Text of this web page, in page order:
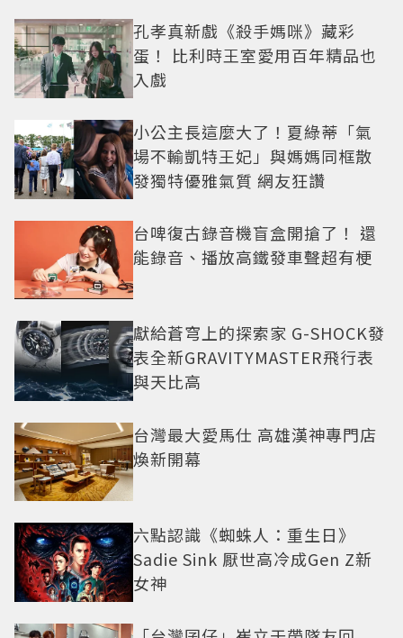
孔孝真新戲《殺手媽咪》藏彩
蛋！ 比利時王室愛用百年精品也
入戲
小公主長這麼大了！夏綠蒂「氣
場不輸凱特王妃」與媽媽同框散
發獨特優雅氣質 網友狂讚
台啤復古錄音機盲盒開搶了！ 還
能錄音、播放高鐵發車聲超有梗
獻給蒼穹上的探索家 G-SHOCK發
表全新GRAVITYMASTER飛行表
與天比高
台灣最大愛馬仕 高雄漢神專門店
煥新開幕
六點認識《蜘蛛人：重生日》
Sadie Sink 厭世高冷成Gen Z新
女神